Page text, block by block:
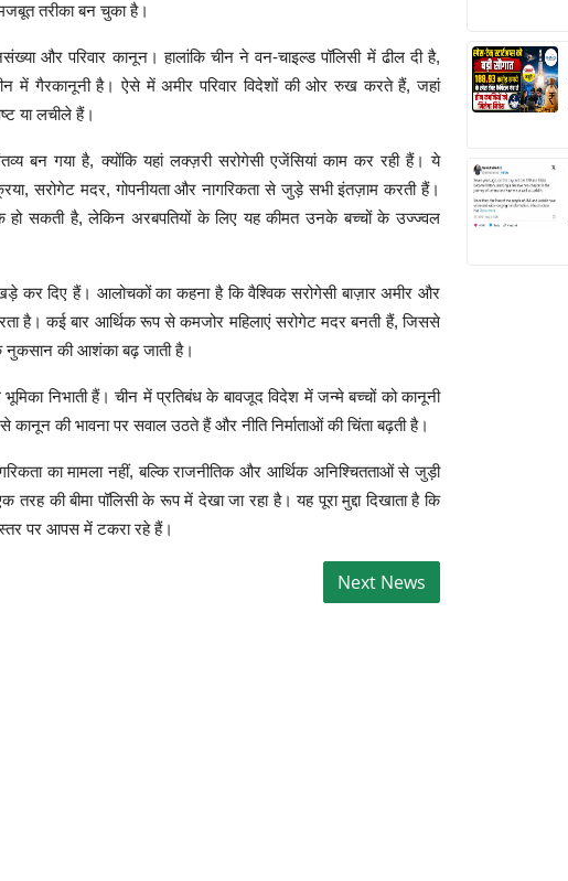
तरीका बन चुका है।
और परिवार कानून। हालांकि चीन ने वन-चाइल्ड पॉलिसी में ढील दी है,
में गैरकानूनी है। ऐसे में अमीर परिवार विदेशों की ओर रुख करते हैं, जहां
या लचीले हैं।
बन गया है, क्योंकि यहां लक्ज़री सरोगेसी एजेंसियां काम कर रही हैं। ये
सरोगेट मदर, गोपनीयता और नागरिकता से जुड़े सभी इंतज़ाम करती हैं।
हो सकती है, लेकिन अरबपतियों के लिए यह कीमत उनके बच्चों के उज्ज्वल
कर दिए हैं। आलोचकों का कहना है कि वैश्विक सरोगेसी बाज़ार अमीर और
है। कई बार आर्थिक रूप से कमजोर महिलाएं सरोगेट मदर बनती हैं, जिससे
नुकसान की आशंका बढ़ जाती है।
निभाती हैं। चीन में प्रतिबंध के बावजूद विदेश में जन्मे बच्चों को कानूनी
कानून की भावना पर सवाल उठते हैं और नीति निर्माताओं की चिंता बढ़ती है।
का मामला नहीं, बल्कि राजनीतिक और आर्थिक अनिश्चितताओं से जुड़ी
तरह की बीमा पॉलिसी के रूप में देखा जा रहा है। यह पूरा मुद्दा दिखाता है कि
पर आपस में टकरा रहे हैं।